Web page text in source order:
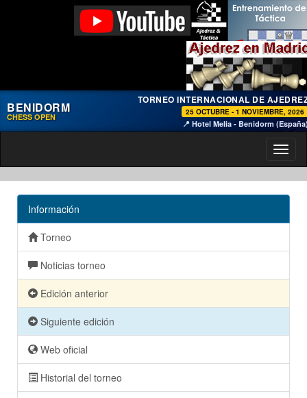
BENIDORM
CHESS OPEN
TORNEO INTERNACIONAL DE
25 OCTUBRE - 1 NOVIEMBRE, 2026
📍 Hotel Melia - Benidorm
Información
Torneo
Noticias torneo
Edición anterior
Siguiente edición
Web oficial
Historial del torneo